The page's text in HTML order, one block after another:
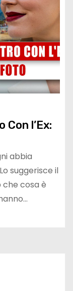
l’Ex:
abbia
suggerisce il
cosa è